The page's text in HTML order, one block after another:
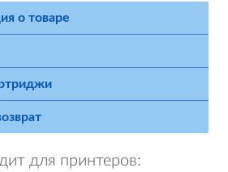
о товаре
для принтеров: